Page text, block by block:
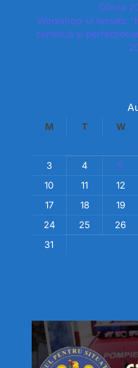
Oferta
Workshop-ul tematic
continuă și
M T W
3
4 5
10
11 12
17
18 19
24
25 26
31